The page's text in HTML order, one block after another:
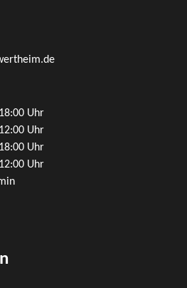
Uhr
Uhr
Uhr
Uhr